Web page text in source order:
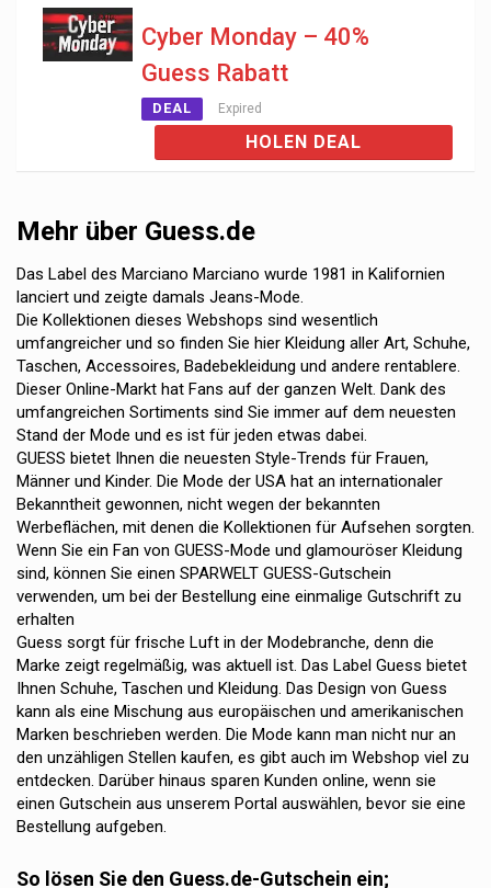
Cyber ​​Monday – 40%
Guess Rabatt
DEAL Expired
HOLEN DEAL
Mehr über Guess.de
Das Label des Marciano Marciano wurde 1981 in Kalifornien
lanciert und zeigte damals Jeans-Mode.
Die Kollektionen dieses Webshops sind wesentlich
umfangreicher und so finden Sie hier Kleidung aller Art, Schuhe,
Taschen, Accessoires, Badebekleidung und andere rentablere.
Dieser Online-Markt hat Fans auf der ganzen Welt. Dank des
umfangreichen Sortiments sind Sie immer auf dem neuesten
Stand der Mode und es ist für jeden etwas dabei.
GUESS bietet Ihnen die neuesten Style-Trends für Frauen,
Männer und Kinder. Die Mode der USA hat an internationaler
Bekanntheit gewonnen, nicht wegen der bekannten
Werbeflächen, mit denen die Kollektionen für Aufsehen sorgten.
Wenn Sie ein Fan von GUESS-Mode und glamouröser Kleidung
sind, können Sie einen SPARWELT GUESS-Gutschein
verwenden, um bei der Bestellung eine einmalige Gutschrift zu
erhalten
Guess sorgt für frische Luft in der Modebranche, denn die
Marke zeigt regelmäßig, was aktuell ist. Das Label Guess bietet
Ihnen Schuhe, Taschen und Kleidung. Das Design von Guess
kann als eine Mischung aus europäischen und amerikanischen
Marken beschrieben werden. Die Mode kann man nicht nur an
den unzähligen Stellen kaufen, es gibt auch im Webshop viel zu
entdecken. Darüber hinaus sparen Kunden online, wenn sie
einen Gutschein aus unserem Portal auswählen, bevor sie eine
Bestellung aufgeben.
So lösen Sie den Guess.de-Gutschein ein;